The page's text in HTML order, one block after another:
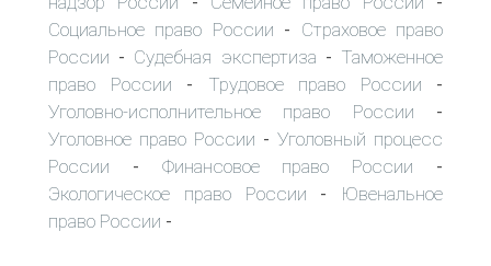
Социальное право России - Страховое право
России - Судебная экспертиза - Таможенное
право России - Трудовое право России -
Уголовно-исполнительное право России -
Уголовное право России - Уголовный процесс
России - Финансовое право России -
Экологическое право России -
Ювенальное
право России -